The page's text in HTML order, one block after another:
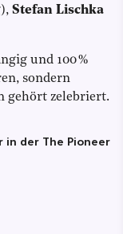
Stefan Lischka
und 100 %
sondern
gehört zelebriert.
in der The Pioneer